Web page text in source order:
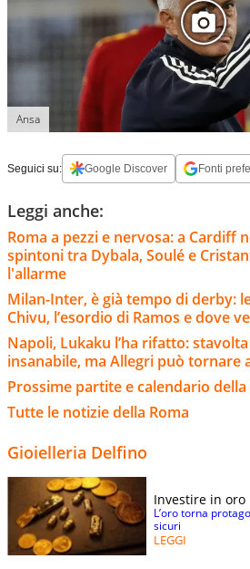
Ansa
Seguici su: Google Discover Fonti
Leggi anche:
Roma a pezzi e nervosa: a Cardiff
spintoni tra Dybala, Soulé e
l'allarme
Milan-Inter, è già tempo di derby:
Chivu, l’esordio di Ramos e dove
Napoli, Lukaku l’ha rifatto:
insanabile, ma Allegri può tornare
Prossime partite e calendario della
Tutte le notizie della Roma
Gioielleria Delfino
Investire in oro
L’oro torna
sicuri
LEGGI